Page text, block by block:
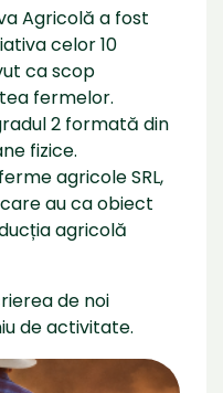
Agricolă a fost
celor 10
ca scop
fermelor.
2 formată din
fizice.
agricole SRL,
care au ca obiect
agricolă
de noi
de activitate.